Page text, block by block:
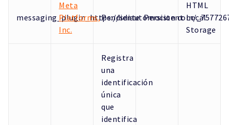
messaging_plugin_https://sdiautomocion.com/
Meta
Platforms,
Inc.
Pendiente Persistent
HTML
Local
Storage
Registra
una
identificación
única
que
identifica